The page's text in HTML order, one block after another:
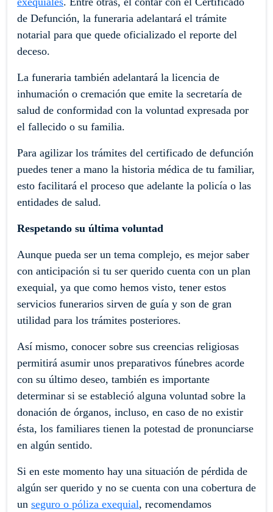
de Defunción, la funeraria adelantará el trámite
notarial para que quede oficializado el reporte del
deceso.
La funeraria también adelantará la licencia de
inhumación o cremación que emite la secretaría de
salud de conformidad con la voluntad expresada por
el fallecido o su familia.
Para agilizar los trámites del certificado de defunción
puedes tener a mano la historia médica de tu familiar,
esto facilitará el proceso que adelante la policía o las
entidades de salud.
Respetando su última voluntad
Aunque pueda ser un tema complejo, es mejor saber
con anticipación si tu ser querido cuenta con un plan
exequial, ya que como hemos visto, tener estos
servicios funerarios sirven de guía y son de gran
utilidad para los trámites posteriores.
Así mismo, conocer sobre sus creencias religiosas
permitirá asumir unos preparativos fúnebres acorde
con su último deseo, también es importante
determinar si se estableció alguna voluntad sobre la
donación de órganos, incluso, en caso de no existir
ésta, los familiares tienen la potestad de pronunciarse
en algún sentido.
Si en este momento hay una situación de pérdida de
algún ser querido y no se cuenta con una cobertura de
un seguro o póliza exequial, recomendamos